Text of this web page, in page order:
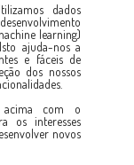
dados
learning)
ajuda-nos a
e fáceis de
dos nossos
acima com o
os interesses
novos